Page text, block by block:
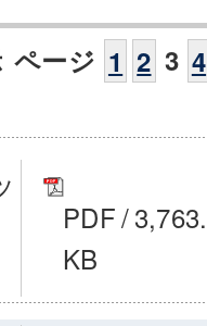
ページ 1 2 3 4
PDF/
KB